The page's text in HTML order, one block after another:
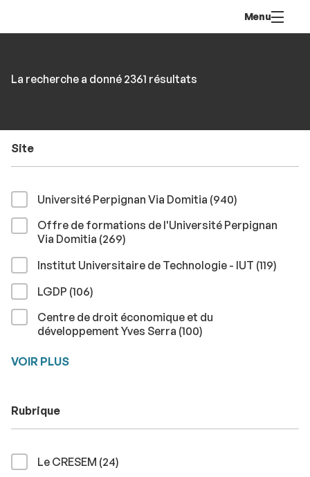
contenu
Menu
par
La recherche a donné 2361 résultats
Site
Université Perpignan Via Domitia (940résultats
)
Offre de formations de l'Université Perpignan
Via Domitia (269résultats
)
Institut Universitaire de Technologie - IUT (119)
LGDP (106résultats
)
Centre de droit économique et du
développement Yves Serra (100résultats
)
VOIR PLUS
Rubrique
Le CRESEM (24résultats
)